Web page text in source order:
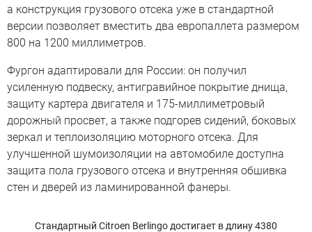
а конструкция грузового отсека уже в стандартной
версии позволяет вместить два европаллета размером
800 на 1200 миллиметров.
Фургон адаптировали для России: он получил
усиленную подвеску, антигравийное покрытие днища,
защиту картера двигателя и 175-миллиметровый
дорожный просвет, а также подгорев сидений, боковых
зеркал и теплоизоляцию моторного отсека. Для
улучшенной шумоизоляции на автомобиле доступна
защита пола грузового отсека и внутренняя обшивка
стен и дверей из ламинированной фанеры.
Стандартный Citroen Berlingo достигает в длину 4380